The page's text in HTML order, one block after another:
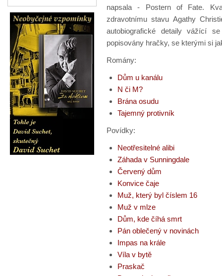
napsala - Postern of Fate.
zdravotnímu stavu Agathy
autobiografické detaily vážící
popisovány hračky, se kterými si
Romány:
Dům u kanálu
N či M?
Brána osudu
Tajemný protivník
Povídky:
Neotřesitelné alibi
Záhada v Sunningdale
Červený dům
Konvice čaje
Muž, který byl číslem 16
Muž v mlze
Dům, kde číhá smrt
Pán oblečený v novinách
Impas na krále
Víla v bytě
Praskač